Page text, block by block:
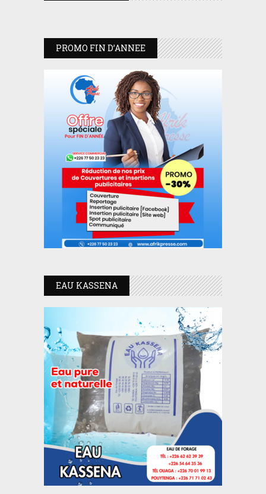
PROMO FIN D’ANNEE
EAU KASSENA